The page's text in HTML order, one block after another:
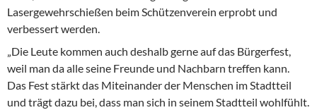
Lasergewehrschießen beim Schützenverein erprobt und
verbessert werden.
„Die Leute kommen auch deshalb gerne auf das Bürgerfest,
weil man da alle seine Freunde und Nachbarn treffen kann.
Das Fest stärkt das Miteinander der Menschen im Stadtteil
und trägt dazu bei, dass man sich in seinem Stadtteil wohlfühlt.